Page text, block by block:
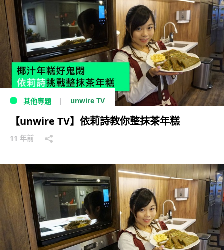
其他專題 unwire TV
【unwire TV】依莉詩教你整抹茶年糕
11 年前